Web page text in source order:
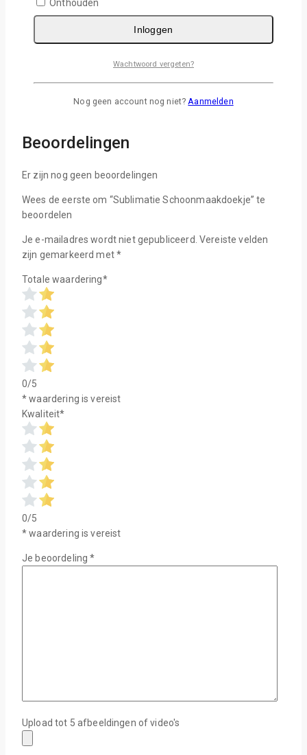
V & A
Subli-Print poetsdoek, het schoonmaakdoekje is gemaakt
Het schoonmaakdoekje is ca. 19 x 23 cm groot en is
gemaakt van 50% polyester en 50% katoen.
Beoordelingen
Er zijn nog geen beoordelingen
Wees de eerste om “Sublimatie Schoonmaakdoekje” te
beoordelen
Je e-mailadres wordt niet gepubliceerd. Vereiste velden
zijn gemarkeerd met*
Totale waardering*
0/5
* waardering is vereist
Kwaliteit*
0/5
* waardering is vereist
Je beoordeling*
Upload tot 5 afbeeldingen of video's
Onthouden
Inloggen
Wachtwoord vergeten?
Nog geen account nog niet?Aanmelden